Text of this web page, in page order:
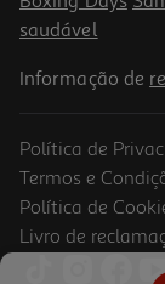
Capa Chroma
saudável
Informação de
Política de
Termos e
Política de
Livro de